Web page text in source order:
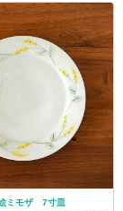
ミモザ 7寸皿